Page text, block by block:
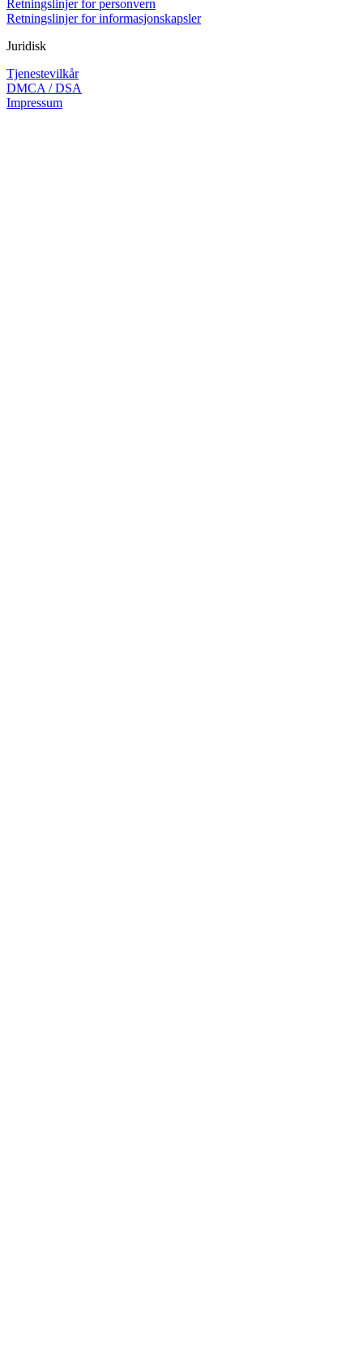
Retningslinjer for personvern
Retningslinjer for informasjonskapsler
Juridisk
Tjenestevilkår
DMCA / DSA
Impressum